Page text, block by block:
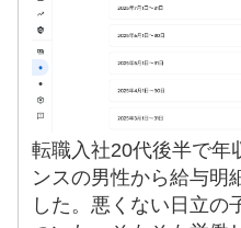
転職入社20代後半で年
ンスの男性から給与明
した。悪くない日立の